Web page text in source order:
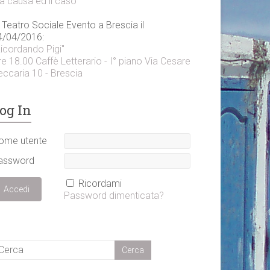
Teatro Sociale Evento a Brescia il
04/2016:
Pigi"
18.00 Caffè Letterario - I° piano Via Cesare
10 - Brescia
In
utente
Ricordami
Password dimenticata?